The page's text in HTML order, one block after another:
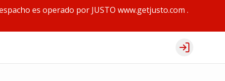
es operado por JUSTO www.getjusto.com .
Login